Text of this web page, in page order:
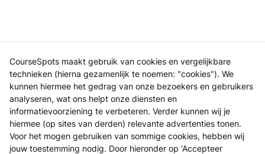
CourseSpots maakt gebruik van cookies en vergelijkbare
technieken (hierna gezamenlijk te noemen: "cookies"). We
kunnen hiermee het gedrag van onze bezoekers en gebruikers
analyseren, wat ons helpt onze diensten en
informatievoorziening te verbeteren. Verder kunnen wij je
hiermee (op sites van derden) relevante advertenties tonen.
Voor het mogen gebruiken van sommige cookies, hebben wij
jouw toestemming nodig. Door hieronder op ‘Accepteer